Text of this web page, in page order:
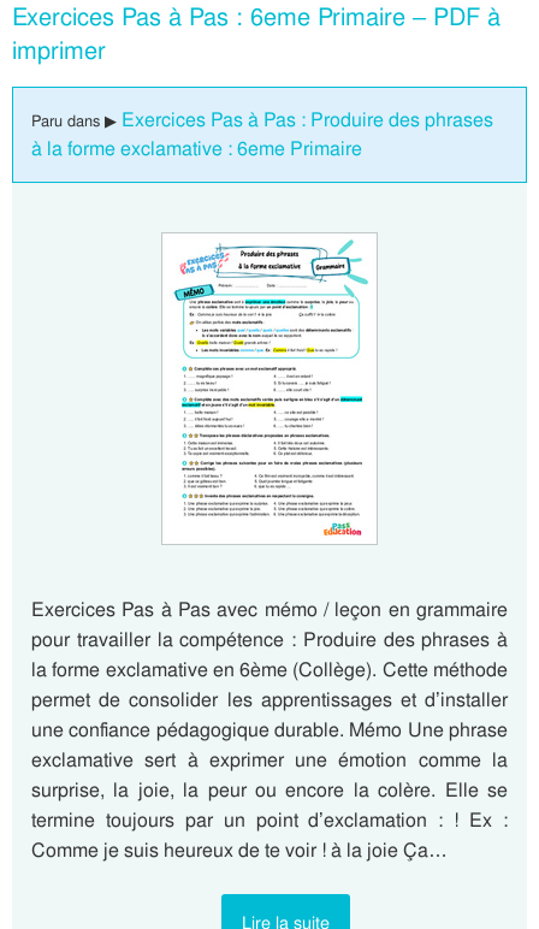
Exercices Pas à Pas : 6eme Primaire – PDF à
imprimer
Paru dans ▶ Exercices Pas à Pas : Produire des phrases
à la forme exclamative : 6eme Primaire
Exercices Pas à Pas avec mémo / leçon en grammaire
pour travailler la compétence : Produire des phrases à
la forme exclamative en 6ème (Collège). Cette méthode
permet de consolider les apprentissages et d’installer
une confiance pédagogique durable. Mémo Une phrase
exclamative sert à exprimer une émotion comme la
surprise, la joie, la peur ou encore la colère. Elle se
termine toujours par un point d’exclamation : ! Ex :
Comme je suis heureux de te voir ! à la joie Ça…
Lire la suite